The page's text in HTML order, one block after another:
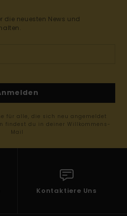
die neuesten News und
für alle, die sich neu angemeldet
findest du in deiner Willkommens-
Mail
Kontaktiere Uns